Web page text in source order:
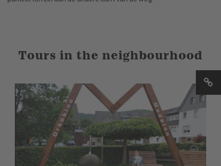
Tours in the neighbourhood